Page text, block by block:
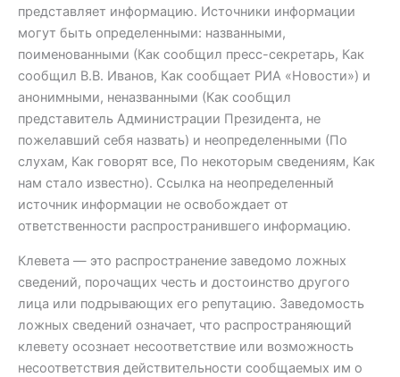
представляет информацию. Источники информации
могут быть определенными: названными,
поименованными (Как сообщил пресс-секретарь, Как
сообщил В.В. Иванов, Как сообщает РИА «Новости») и
анонимными, неназванными (Как сообщил
представитель Администрации Президента, не
пожелавший себя назвать) и неопределенными (По
слухам, Как говорят все, По некоторым сведениям, Как
нам стало известно). Ссылка на неопределенный
источник информации не освобождает от
ответственности распространившего информацию.
Клевета — это распространение заведомо ложных
сведений, порочащих честь и достоинство другого
лица или подрывающих его репутацию. Заведомость
ложных сведений означает, что распространяющий
клевету осознает несоответствие или возможность
несоответствия действительности сообщаемых им о